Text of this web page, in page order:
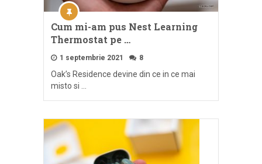
Cum mi-am pus Nest Learning
Thermostat pe …
1 septembrie 2021 8
Oak’s Residence devine din ce in ce mai
misto si …